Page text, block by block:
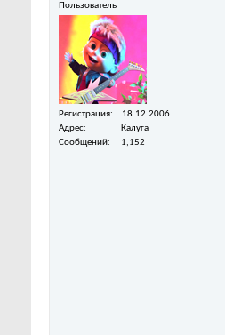
Пользователь
Регистрация
18.12.2006
Адрес
Калуга
Сообщений
1,152